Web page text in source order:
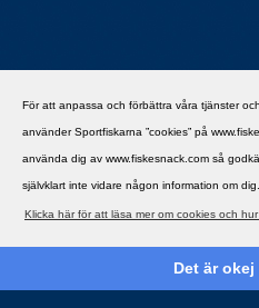
För att anpassa och förbättra våra tjänster
använder Sportfiskarna ”cookies” på
använda dig av www.fiskesnack.com så
självklart inte vidare någon information om dig.
Klicka här för att läsa mer om cookies och
Det är okej